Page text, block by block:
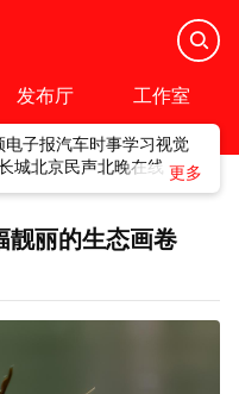
发布厅 工作室
电子报汽车时事学习视觉
城北京民声北晚在线
靓丽的生态画卷